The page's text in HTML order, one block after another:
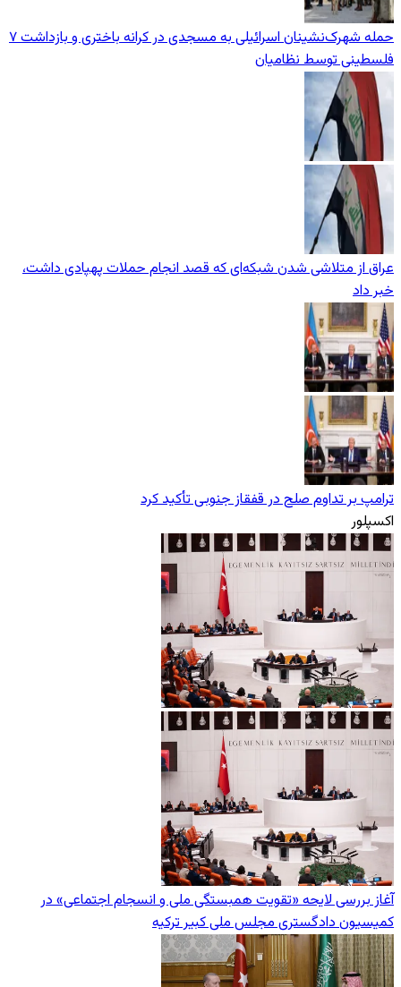
حمله شهرک‌نشینان اسرائیلی به مسجدی در کرانه باختری و بازداشت ۷
فلسطینی توسط نظامیان
عراق از متلاشی شدن شبکه‌ای که قصد انجام حملات پهپادی داشت،
خبر داد
ترامپ بر تداوم صلح در قفقاز جنوبی تأکید کرد
اکسپلور
آغاز بررسی لایحه «تقویت همبستگی ملی و انسجام اجتماعی» در
کمیسیون دادگستری مجلس ملی کبیر ترکیه